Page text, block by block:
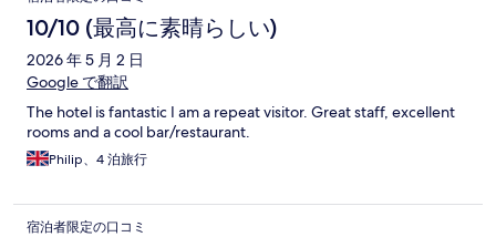
10/10 (最高に素晴らしい)
2026 年 5 月 2 日
Google で翻訳
The hotel is fantastic I am a repeat visitor. Great staff, excellent
rooms and a cool bar/restaurant.
Philip、4 泊旅行
宿泊者限定の口コミ